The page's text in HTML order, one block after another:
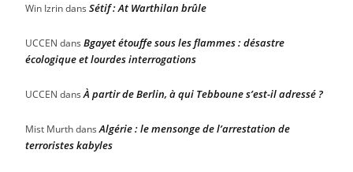
Win Izrindans Sétif : At Warthilan brûle
UCCEN dans Bgayet étouffe sous les flammes : désastre
écologique et lourdes interrogations
UCCEN dansÀ partir de Berlin, à qui Tebboune s’est-il adressé ?
Mist MurthdansAlgérie : le mensonge de l’arrestation de
terroristes kabyles